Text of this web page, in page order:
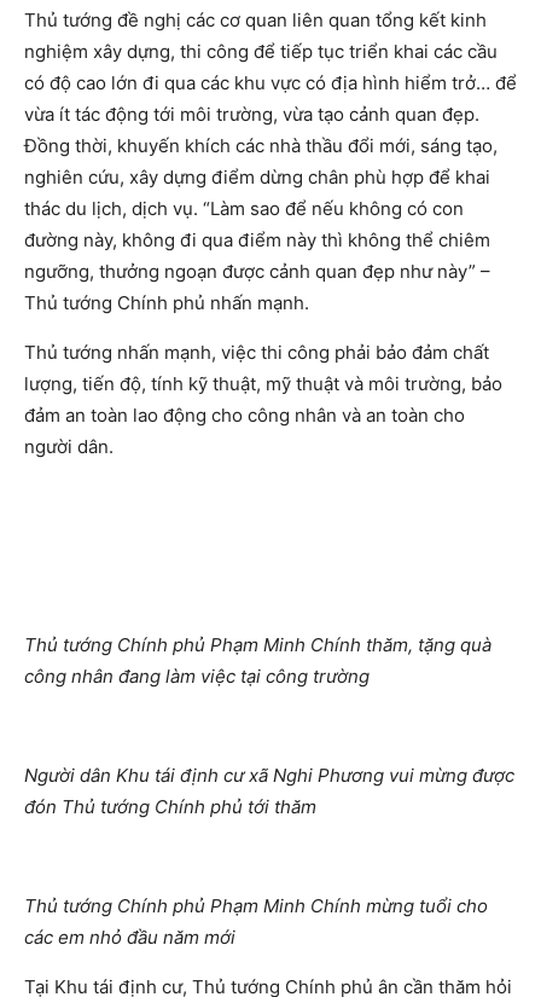
Thủ tướng đề nghị các cơ quan liên quan tổng kết kinh
nghiệm xây dựng, thi công để tiếp tục triển khai các cầu
có độ cao lớn đi qua các khu vực có địa hình hiểm trở… để
vừa ít tác động tới môi trường, vừa tạo cảnh quan đẹp.
Đồng thời, khuyến khích các nhà thầu đổi mới, sáng tạo,
nghiên cứu, xây dựng điểm dừng chân phù hợp để khai
thác du lịch, dịch vụ. “Làm sao để nếu không có con
đường này, không đi qua điểm này thì không thể chiêm
ngưỡng, thưởng ngoạn được cảnh quan đẹp như này” –
Thủ tướng Chính phủ nhấn mạnh.
Thủ tướng nhấn mạnh, việc thi công phải bảo đảm chất
lượng, tiến độ, tính kỹ thuật, mỹ thuật và môi trường, bảo
đảm an toàn lao động cho công nhân và an toàn cho
người dân.
Thủ tướng Chính phủ Phạm Minh Chính thăm, tặng quà
công nhân đang làm việc tại công trường
Người dân Khu tái định cư xã Nghi Phương vui mừng được
đón Thủ tướng Chính phủ tới thăm
Thủ tướng Chính phủ Phạm Minh Chính mừng tuổi cho
các em nhỏ đầu năm mới
Tại Khu tái định cư, Thủ tướng Chính phủ ân cần thăm hỏi